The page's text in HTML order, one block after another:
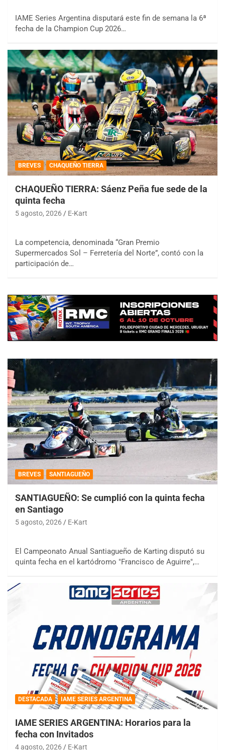
IAME Series Argentina disputará este fin de semana la 6ª
fecha de la Champion Cup 2026…
BREVES CHAQUEÑO TIERRA
CHAQUEÑO TIERRA: Sáenz Peña fue sede de la
quinta fecha
5 agosto, 2026 E-Kart
La competencia, denominada “Gran Premio
Supermercados Sol – Ferretería del Norte”, contó con la
participación de…
BREVES SANTIAGUEÑO
SANTIAGUEÑO: Se cumplió con la quinta fecha
en Santiago
5 agosto, 2026 E-Kart
El Campeonato Anual Santiagueño de Karting disputó su
quinta fecha en el kartódromo "Francisco de Aguirre",…
DESTACADA IAME SERIES ARGENTINA
IAME SERIES ARGENTINA: Horarios para la
fecha con Invitados
4 agosto, 2026 E-Kart